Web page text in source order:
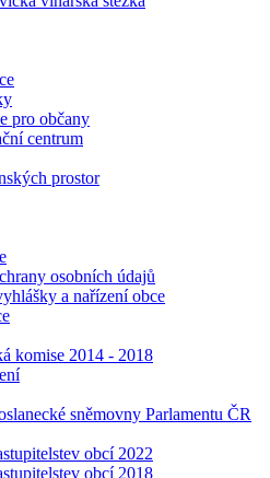
pro občany
centrum
prostor
osobních údajů
a nařízení obce
komise 2014 - 2018
sněmovny Parlamentu ČR
obcí 2022
obcí 2018